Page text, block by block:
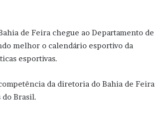
de Feira chegue ao Departamento de
melhor o calendário esportivo da
esportivas.
da diretoria do Bahia de Feira
Brasil.